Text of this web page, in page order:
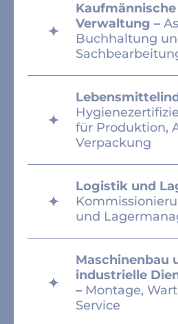
Verwaltung –
Buchhaltung
für Produktion,
Verpackung
Logistik und
und
Maschinenbau
industrielle
– Montage,
Service